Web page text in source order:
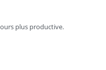
plus productive.